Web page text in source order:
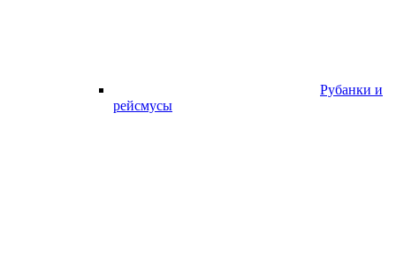
Рубанки и
рейсмусы